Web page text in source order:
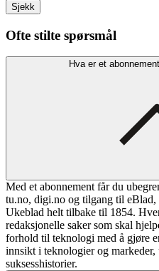
Sjekk
Ofte stilte spørsmål
Hva er et
Med et abonnement får du
tu.no, digi.no og tilgang til
Ukeblad helt tilbake til 1854.
redaksjonelle saker som skal
forhold til teknologi med å gjøre
innsikt i teknologier og markeder,
suksesshistorier.